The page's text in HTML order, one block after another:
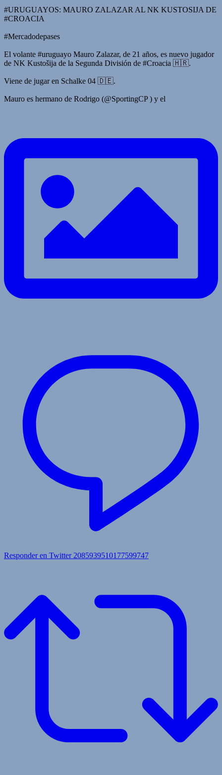
#URUGUAYOS: MAURO ZALAZAR AL NK KUSTOSIJA DE
#CROACIA
#Mercadodepases
El volante #uruguayo Mauro Zalazar, de 21 años, es nuevo jugador
de NK Kustošija de la Segunda División de #Croacia 🇭🇷.
Viene de jugar en Schalke 04 🇩🇪.
Mauro es hermano de Rodrigo (@SportingCP ) y el
Responder en Twitter 2085939510177599747